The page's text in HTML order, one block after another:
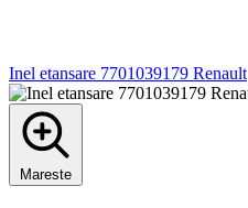
Inel etansare 7701039179 Renault
Mareste